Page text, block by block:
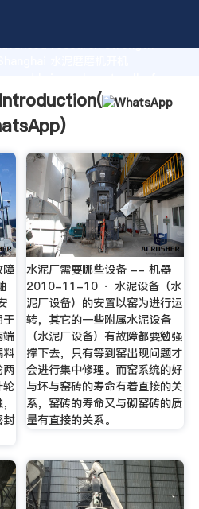
research strength
)
障
于
端
料
两
轮
封
水泥厂需要哪些设备 -- 机器
2010-11-10 · 水泥设备（水
泥厂设备）的安置以窑为进行运
转，其它的一些附属水泥设备
（水泥厂设备）有故障都要勉强
撑下去，只有等到窑出现问题才
会进行集中修理。而窑系统的好
与坏与窑砖的寿命有着直接的关
系，窑砖的寿命又与砌窑砖的质
量有直接的关系。